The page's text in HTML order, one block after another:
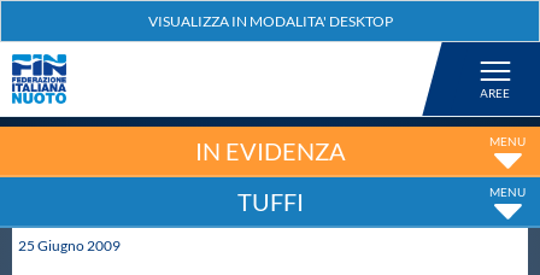
Nuoto
IN EVIDENZA
TUFFI
25 Giugno2009